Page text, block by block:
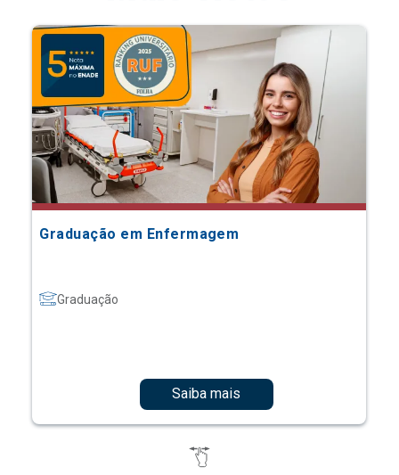
Graduação em Enfermagem
Graduação
Saiba mais